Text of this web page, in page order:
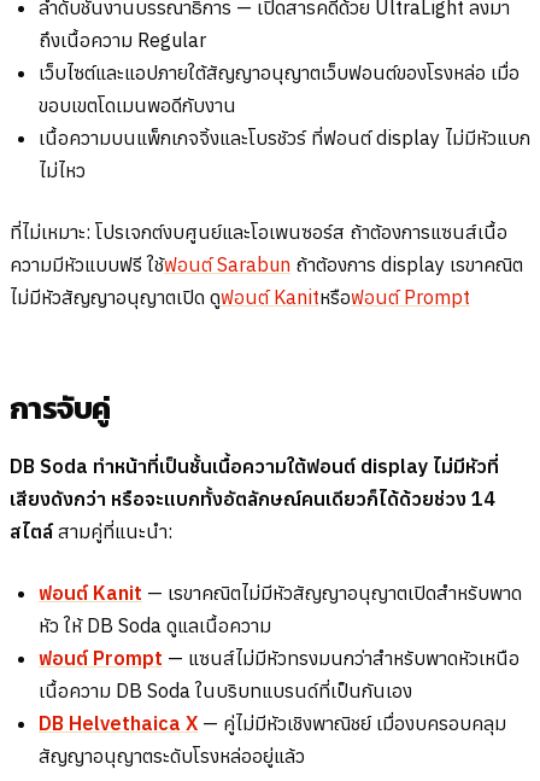
ลำดับชั้นงานบรรณาธิการ — เปิดสารคดีด้วย UltraLight ลงมา
ถึงเนื้อความ Regular
เว็บไซต์และแอปภายใต้สัญญาอนุญาตเว็บฟอนต์ของโรงหล่อ เมื่อ
ขอบเขตโดเมนพอดีกับงาน
เนื้อความบนแพ็กเกจจิ้งและโบรชัวร์ ที่ฟอนต์ display ไม่มีหัวแบก
ไม่ไหว
ที่ไม่เหมาะ: โปรเจกต์งบศูนย์และโอเพนซอร์ส ถ้าต้องการแซนส์เนื้อ
ความมีหัวแบบฟรี ใช้ฟอนต์ Sarabun ถ้าต้องการ display เรขาคณิต
ไม่มีหัวสัญญาอนุญาตเปิด ดูฟอนต์ Kanitหรือฟอนต์ Prompt
การจับคู่
DB Soda ทำหน้าที่เป็นชั้นเนื้อความใต้ฟอนต์ display ไม่มีหัวที่
เสียงดังกว่า หรือจะแบกทั้งอัตลักษณ์คนเดียวก็ได้ด้วยช่วง 14
สไตล์สามคู่ที่แนะนำ:
ฟอนต์ Kanit — เรขาคณิตไม่มีหัวสัญญาอนุญาตเปิดสำหรับพาด
หัว ให้ DB Soda ดูแลเนื้อความ
ฟอนต์ Prompt — แซนส์ไม่มีหัวทรงมนกว่าสำหรับพาดหัวเหนือ
เนื้อความ DB Soda ในบริบทแบรนด์ที่เป็นกันเอง
DB Helvethaica X — คู่ไม่มีหัวเชิงพาณิชย์ เมื่องบครอบคลุม
สัญญาอนุญาตระดับโรงหล่ออยู่แล้ว